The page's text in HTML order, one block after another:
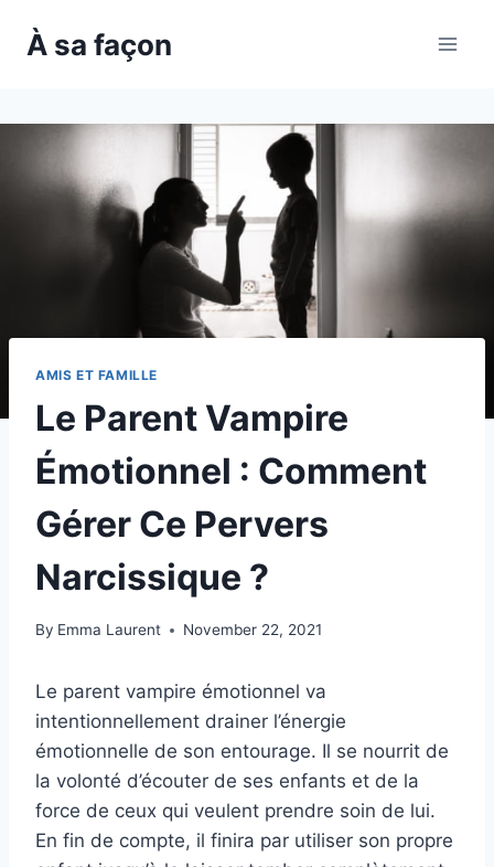
À sa façon
AMIS ET FAMILLE
Le Parent Vampire
Émotionnel : Comment
Gérer Ce Pervers
Narcissique ?
By Emma Laurent November 22, 2021
Le parent vampire émotionnel va
intentionnellement drainer l’énergie
émotionnelle de son entourage. Il se nourrit de
la volonté d’écouter de ses enfants et de la
force de ceux qui veulent prendre soin de lui.
En fin de compte, il finira par utiliser son propre